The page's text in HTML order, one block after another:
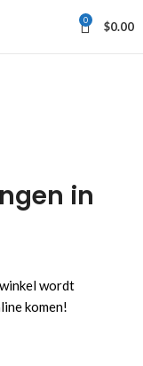
0 $0.00
in
wordt
komen!